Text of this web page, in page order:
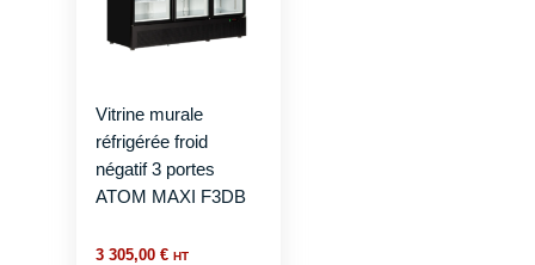
Vitrine murale
réfrigérée froid
négatif 3 portes
ATOM MAXI F3DB
3 305,00€ HT